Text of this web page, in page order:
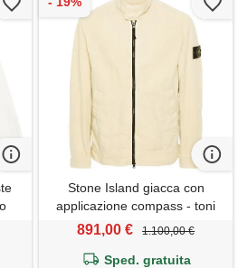
Stone Island giacca con
applicazione compass - toni
neutri
891,00 € 1.100,00 €
Sped. gratuita